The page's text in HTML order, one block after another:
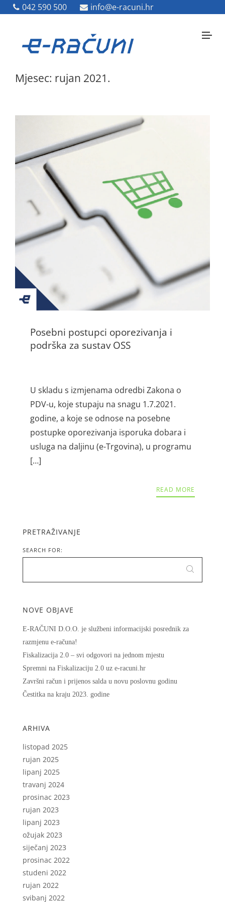
042 590 500 info@e-racuni.hr
042 590 500 info@e-racuni.hr
Mjesec: rujan 2021.
Posebni postupci oporezivanja i
podrška za sustav OSS
U skladu s izmjenama odredbi Zakona o
PDV-u, koje stupaju na snagu 1.7.2021.
godine, a koje se odnose na posebne
postupke oporezivanja isporuka dobara i
usluga na daljinu (e-Trgovina), u programu
[…]
READ MORE
PRETRAŽIVANJE
SEARCH FOR:
NOVE OBJAVE
E-RAČUNI D.O.O. je službeni informacijski posrednik za
razmjenu e-računa!
Fiskalizacija 2.0 – svi odgovori na jednom mjestu
Spremni na Fiskalizaciju 2.0 uz e-racuni.hr
Završni račun i prijenos salda u novu poslovnu godinu
Čestitka na kraju 2023. godine
ARHIVA
listopad 2025
rujan 2025
lipanj 2025
travanj 2024
prosinac 2023
rujan 2023
lipanj 2023
ožujak 2023
siječanj 2023
prosinac 2022
studeni 2022
rujan 2022
svibanj 2022